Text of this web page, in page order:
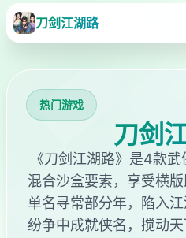
刀剑江湖路
热门游戏
刀剑
《刀剑江湖路》是4款
混合沙盒要素，享受横
单名寻常部分年，陷入
纷争中成就侠名，搅动